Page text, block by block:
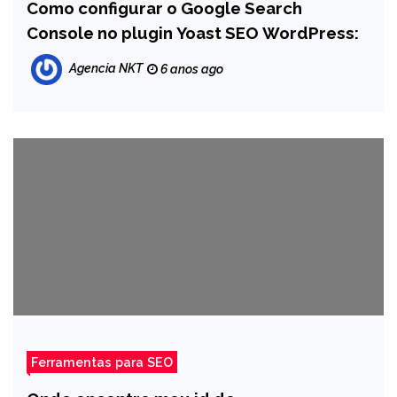
Como configurar o Google Search
Console no plugin Yoast SEO WordPress:
Agencia NKT 6 anos ago
Ferramentas para SEO